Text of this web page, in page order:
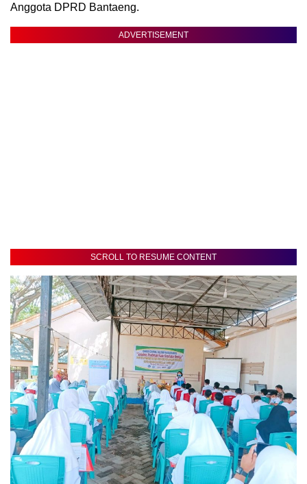
Anggota DPRD Bantaeng.
ADVERTISEMENT
SCROLL TO RESUME CONTENT